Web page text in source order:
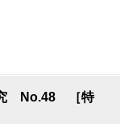
究 No.48 ［特